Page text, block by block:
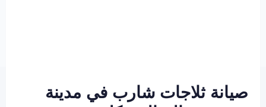
صيانة ثلاجات شارب في مدينة